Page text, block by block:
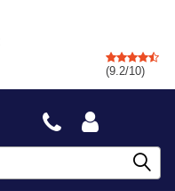
✓Danach zahlen
(9.2/10)